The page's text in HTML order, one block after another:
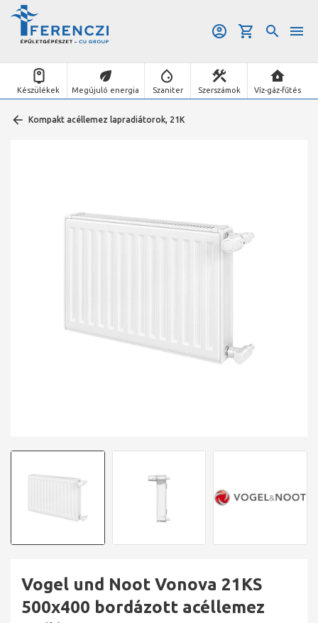
Készülékek Megújuló energia Szaniter Szerszámok Víz-gáz-fűtés
Kompakt acéllemez lapradiátorok, 21K
Vogel und Noot Vonova 21KS
500x400 bordázott acéllemez